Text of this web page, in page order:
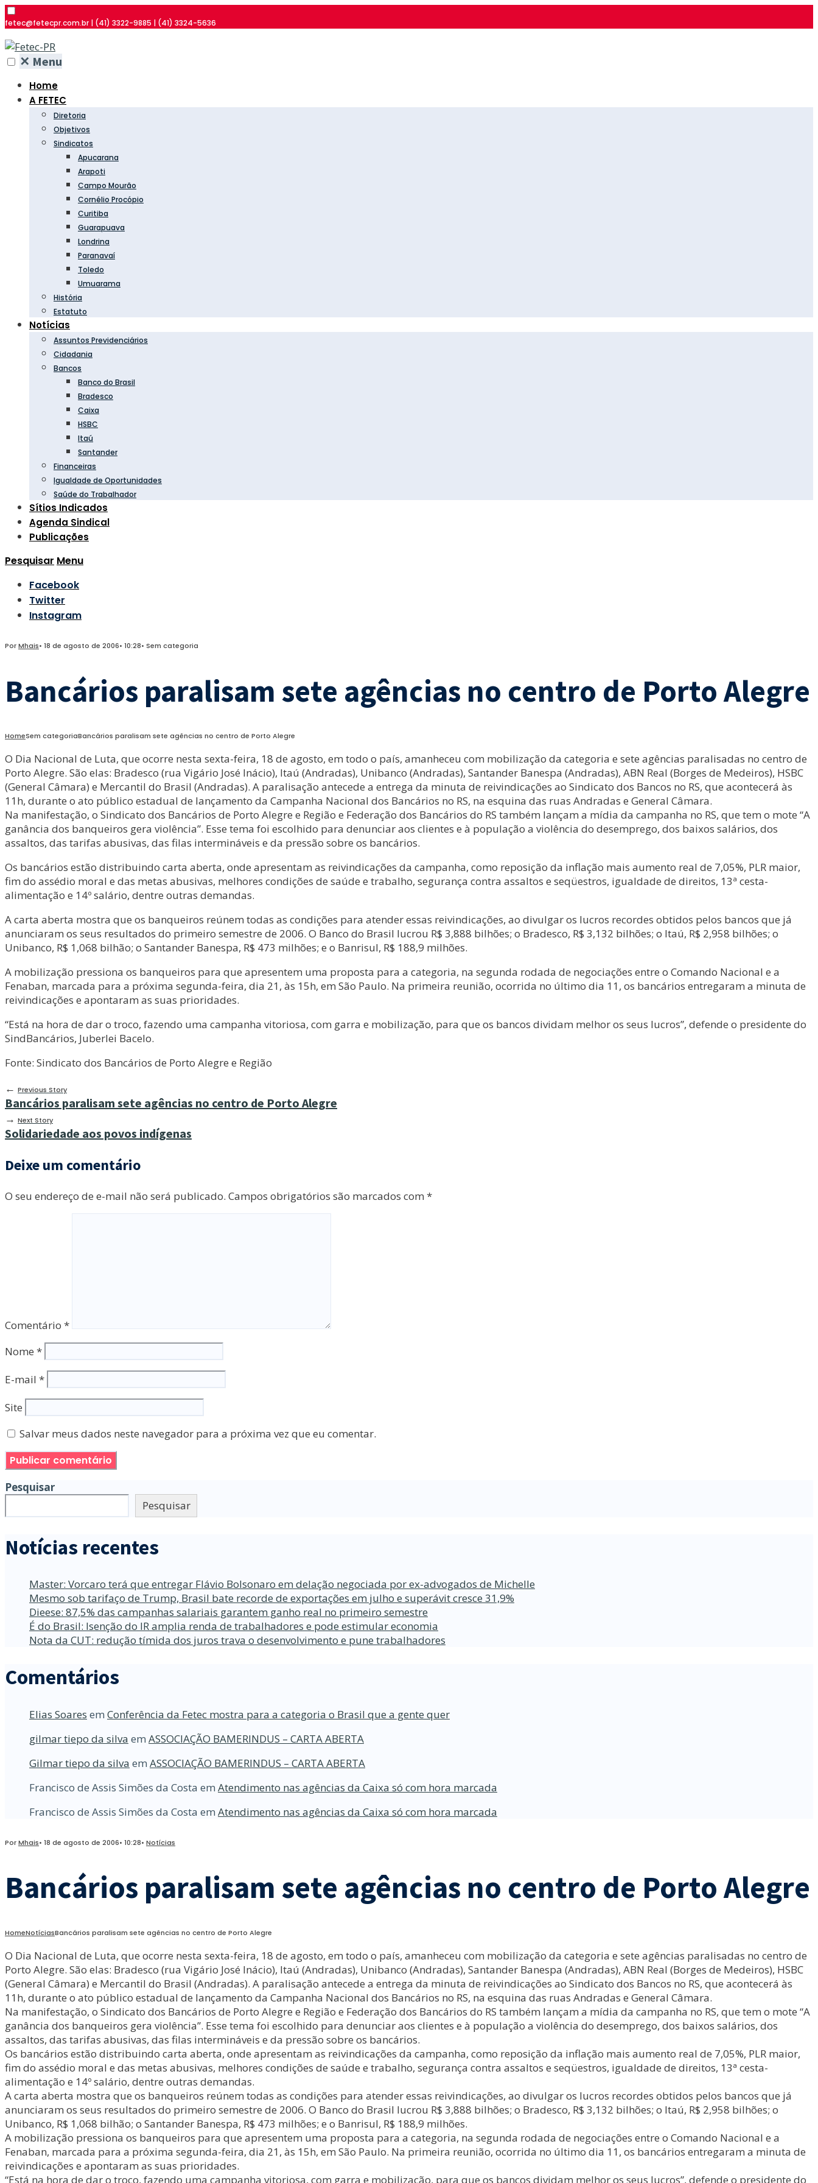
fetec@fetecpr.com.br | (41) 3322-9885 | (41) 3324-5636
✕ Menu
Home
A FETEC
Diretoria
Objetivos
Sindicatos
Apucarana
Arapoti
Campo Mourão
Cornélio Procópio
Curitiba
Guarapuava
Londrina
Paranavaí
Toledo
Umuarama
História
Estatuto
Notícias
Assuntos Previdenciários
Cidadania
Bancos
Banco do Brasil
Bradesco
Caixa
HSBC
Itaú
Santander
Financeiras
Igualdade de Oportunidades
Saúde do Trabalhador
Sítios Indicados
Agenda Sindical
Publicações
Pesquisar Menu
Facebook
Twitter
Instagram
PorMhais• 18 de agosto de 2006• 10:28• Sem categoria
Bancários paralisam sete agências no centro de Porto Alegre
HomeSem categoriaBancários paralisam sete agências no centro de Porto Alegre
O Dia Nacional de Luta, que ocorre nesta sexta-feira, 18 de agosto, em todo o país, amanheceu com mobilização da categoria e sete agências paralisadas no centro de
Porto Alegre. São elas: Bradesco (rua Vigário José Inácio), Itaú (Andradas), Unibanco (Andradas), Santander Banespa (Andradas), ABN Real (Borges de Medeiros), HSBC
(General Câmara) e Mercantil do Brasil (Andradas). A paralisação antecede a entrega da minuta de reivindicações ao Sindicato dos Bancos no RS, que acontecerá às
11h, durante o ato público estadual de lançamento da Campanha Nacional dos Bancários no RS, na esquina das ruas Andradas e General Câmara.
Na manifestação, o Sindicato dos Bancários de Porto Alegre e Região e Federação dos Bancários do RS também lançam a mídia da campanha no RS, que tem o mote “A
ganância dos banqueiros gera violência”. Esse tema foi escolhido para denunciar aos clientes e à população a violência do desemprego, dos baixos salários, dos
assaltos, das tarifas abusivas, das filas intermináveis e da pressão sobre os bancários.
Os bancários estão distribuindo carta aberta, onde apresentam as reivindicações da campanha, como reposição da inflação mais aumento real de 7,05%, PLR maior,
fim do assédio moral e das metas abusivas, melhores condições de saúde e trabalho, segurança contra assaltos e seqüestros, igualdade de direitos, 13ª cesta-
alimentação e 14º salário, dentre outras demandas.
A carta aberta mostra que os banqueiros reúnem todas as condições para atender essas reivindicações, ao divulgar os lucros recordes obtidos pelos bancos que já
anunciaram os seus resultados do primeiro semestre de 2006. O Banco do Brasil lucrou R$ 3,888 bilhões; o Bradesco, R$ 3,132 bilhões; o Itaú, R$ 2,958 bilhões; o
Unibanco, R$ 1,068 bilhão; o Santander Banespa, R$ 473 milhões; e o Banrisul, R$ 188,9 milhões.
A mobilização pressiona os banqueiros para que apresentem uma proposta para a categoria, na segunda rodada de negociações entre o Comando Nacional e a
Fenaban, marcada para a próxima segunda-feira, dia 21, às 15h, em São Paulo. Na primeira reunião, ocorrida no último dia 11, os bancários entregaram a minuta de
reivindicações e apontaram as suas prioridades.
“Está na hora de dar o troco, fazendo uma campanha vitoriosa, com garra e mobilização, para que os bancos dividam melhor os seus lucros”, defende o presidente do
SindBancários, Juberlei Bacelo.
Fonte: Sindicato dos Bancários de Porto Alegre e Região
← Previous Story
Bancários paralisam sete agências no centro de Porto Alegre
→ Next Story
Solidariedade aos povos indígenas
Deixe um comentário
O seu endereço de e-mail não será publicado. Campos obrigatórios são marcados com *
Comentário *
Nome *
E-mail *
Site
Salvar meus dados neste navegador para a próxima vez que eu comentar.
Pesquisar
Pesquisar
Notícias recentes
Master: Vorcaro terá que entregar Flávio Bolsonaro em delação negociada por ex-advogados de Michelle
Mesmo sob tarifaço de Trump, Brasil bate recorde de exportações em julho e superávit cresce 31,9%
Dieese: 87,5% das campanhas salariais garantem ganho real no primeiro semestre
É do Brasil: Isenção do IR amplia renda de trabalhadores e pode estimular economia
Nota da CUT: redução tímida dos juros trava o desenvolvimento e pune trabalhadores
Comentários
Elias Soares em Conferência da Fetec mostra para a categoria o Brasil que a gente quer
gilmar tiepo da silva em ASSOCIAÇÃO BAMERINDUS – CARTA ABERTA
Gilmar tiepo da silva em ASSOCIAÇÃO BAMERINDUS – CARTA ABERTA
Francisco de Assis Simões da Costa em Atendimento nas agências da Caixa só com hora marcada
Francisco de Assis Simões da Costa em Atendimento nas agências da Caixa só com hora marcada
PorMhais• 18 de agosto de 2006• 10:28• Notícias
Bancários paralisam sete agências no centro de Porto Alegre
HomeNotíciasBancários paralisam sete agências no centro de Porto Alegre
O Dia Nacional de Luta, que ocorre nesta sexta-feira, 18 de agosto, em todo o país, amanheceu com mobilização da categoria e sete agências paralisadas no centro de
Porto Alegre. São elas: Bradesco (rua Vigário José Inácio), Itaú (Andradas), Unibanco (Andradas), Santander Banespa (Andradas), ABN Real (Borges de Medeiros), HSBC
(General Câmara) e Mercantil do Brasil (Andradas). A paralisação antecede a entrega da minuta de reivindicações ao Sindicato dos Bancos no RS, que acontecerá às
11h, durante o ato público estadual de lançamento da Campanha Nacional dos Bancários no RS, na esquina das ruas Andradas e General Câmara.
Na manifestação, o Sindicato dos Bancários de Porto Alegre e Região e Federação dos Bancários do RS também lançam a mídia da campanha no RS, que tem o mote “A
ganância dos banqueiros gera violência”. Esse tema foi escolhido para denunciar aos clientes e à população a violência do desemprego, dos baixos salários, dos
assaltos, das tarifas abusivas, das filas intermináveis e da pressão sobre os bancários.
Os bancários estão distribuindo carta aberta, onde apresentam as reivindicações da campanha, como reposição da inflação mais aumento real de 7,05%, PLR maior,
fim do assédio moral e das metas abusivas, melhores condições de saúde e trabalho, segurança contra assaltos e seqüestros, igualdade de direitos, 13ª cesta-
alimentação e 14º salário, dentre outras demandas.
A carta aberta mostra que os banqueiros reúnem todas as condições para atender essas reivindicações, ao divulgar os lucros recordes obtidos pelos bancos que já
anunciaram os seus resultados do primeiro semestre de 2006. O Banco do Brasil lucrou R$ 3,888 bilhões; o Bradesco, R$ 3,132 bilhões; o Itaú, R$ 2,958 bilhões; o
Unibanco, R$ 1,068 bilhão; o Santander Banespa, R$ 473 milhões; e o Banrisul, R$ 188,9 milhões.
A mobilização pressiona os banqueiros para que apresentem uma proposta para a categoria, na segunda rodada de negociações entre o Comando Nacional e a
Fenaban, marcada para a próxima segunda-feira, dia 21, às 15h, em São Paulo. Na primeira reunião, ocorrida no último dia 11, os bancários entregaram a minuta de
reivindicações e apontaram as suas prioridades.
“Está na hora de dar o troco, fazendo uma campanha vitoriosa, com garra e mobilização, para que os bancos dividam melhor os seus lucros”, defende o presidente do